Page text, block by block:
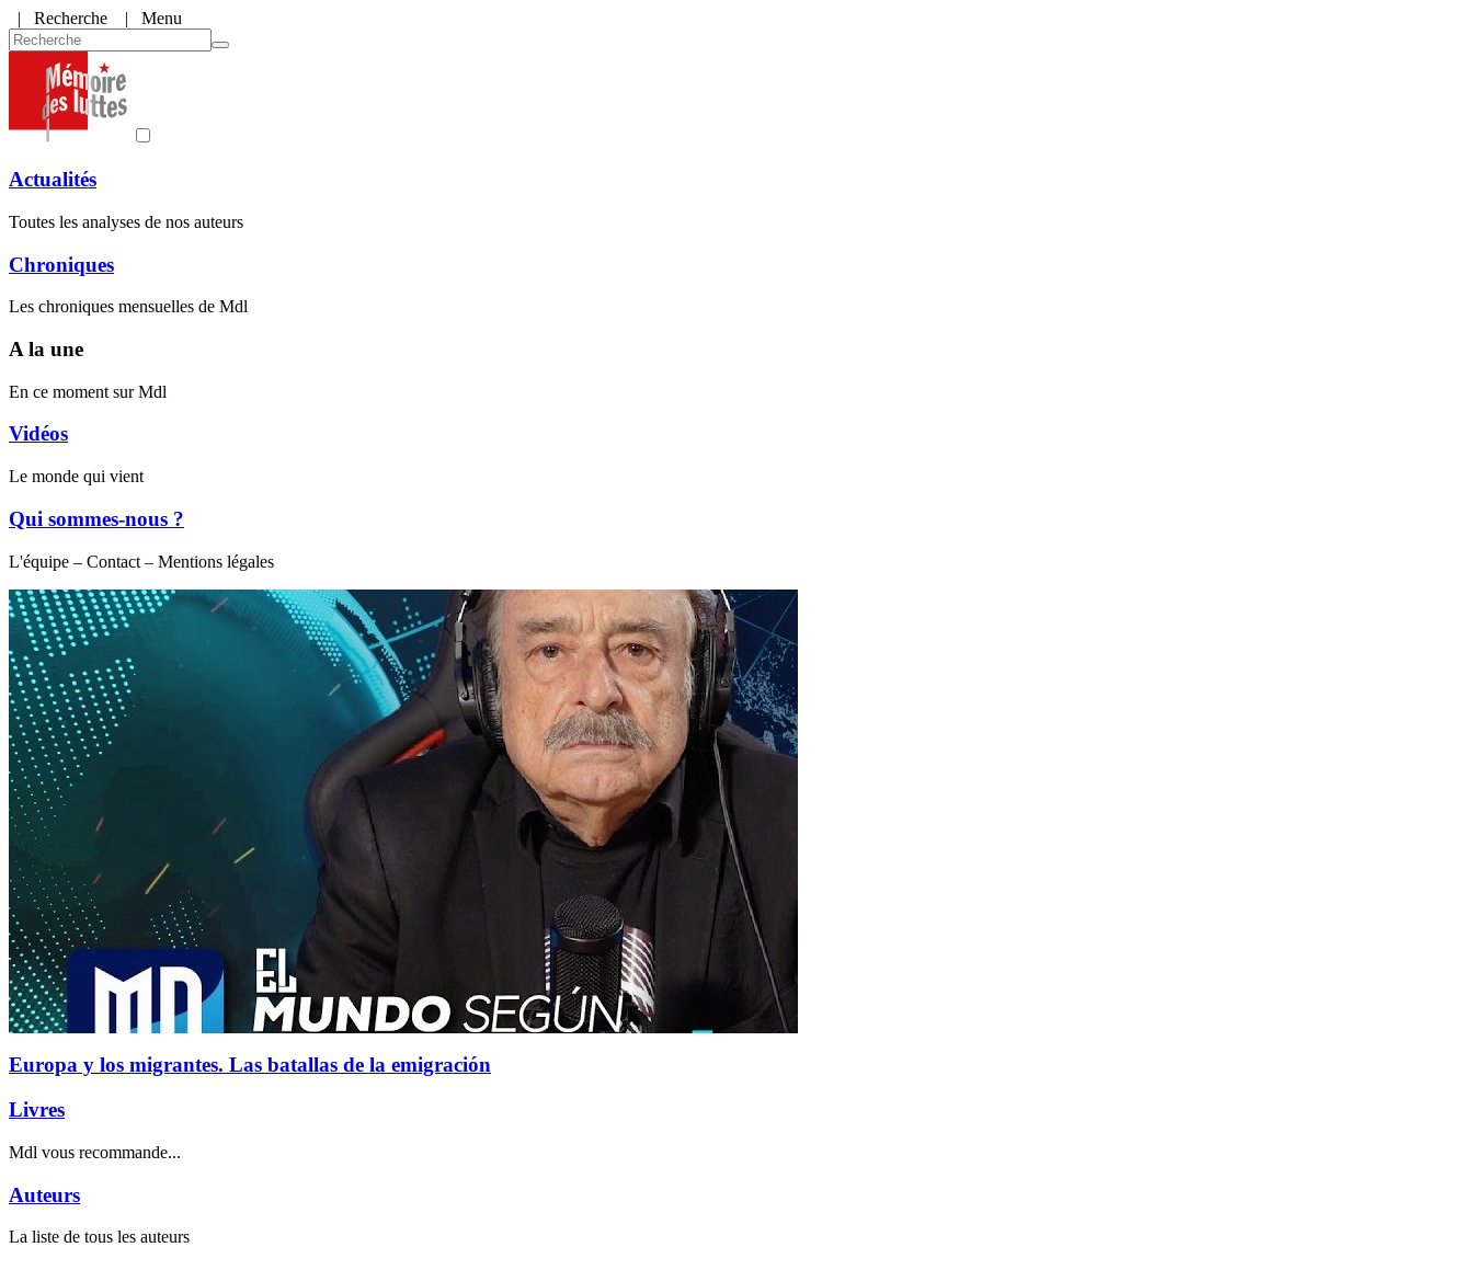
| Recherche | Menu
Actualités
Toutes les analyses de nos auteurs
Chroniques
Les chroniques mensuelles de Mdl
A la une
En ce moment sur Mdl
Vidéos
Le monde qui vient
Qui sommes-nous ?
L'équipe – Contact – Mentions légales
Europa y los migrantes. Las batallas de la emigración
Livres
Mdl vous recommande...
Auteurs
La liste de tous les auteurs